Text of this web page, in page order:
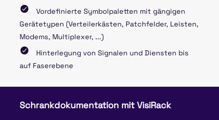
Vordefinierte Symbolpaletten mit gängigen
Gerätetypen (Verteilerkästen, Patchfelder, Leisten,
Modems, Multiplexer, ...)
Hinterlegung von Signalen und Diensten bis
auf Faserebene
Schrankdokumentation mit VisiRack